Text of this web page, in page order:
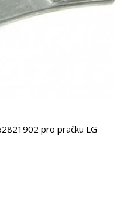
pro pračku LG